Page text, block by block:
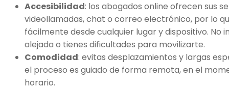
Accesibilidad: los abogados online ofrecen sus
videollamadas, chat o correo electrónico, por lo
fácilmente desde cualquier lugar y dispositivo. No
alejada o tienes dificultades para movilizarte.
Comodidad: evitas desplazamientos y largas
el proceso es guiado de forma remota, en el
horario.